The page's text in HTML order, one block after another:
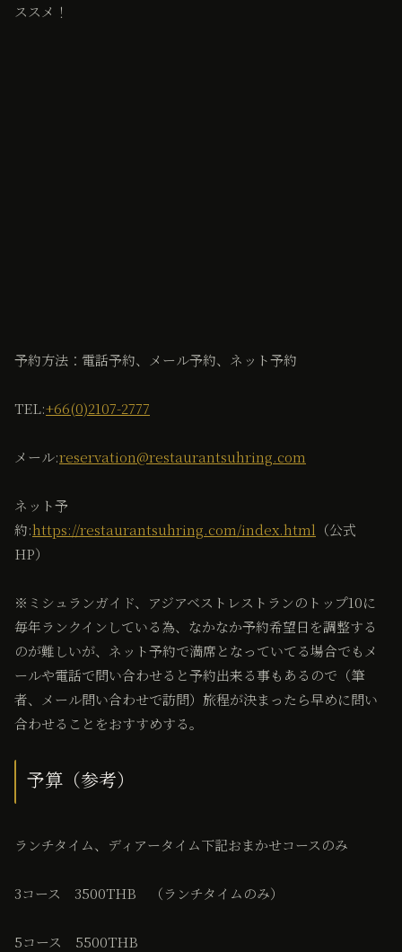
ススメ！
予約方法：電話予約、メール予約、ネット予約
TEL:+66(0)2107-2777
メール:reservation@restaurantsuhring.com
ネット予
約:https://restaurantsuhring.com/index.html （公式
HP）
※ミシュランガイド、アジアベストレストランのトップ10に
毎年ランクインしている為、なかなか予約希望日を調整する
のが難しいが、ネット予約で満席となっていてる場合でもメ
ールや電話で問い合わせると予約出来る事もあるので（筆
者、メール問い合わせで訪問）旅程が決まったら早めに問い
合わせることをおすすめする。
予算（参考）
ランチタイム、ディアータイム下記おまかせコースのみ
3コース 3500THB （ランチタイムのみ）
5コース 5500THB